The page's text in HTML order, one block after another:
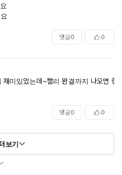
댓글0 0
미있었는데~빨리 완결까지 나오면 좋
댓글0 0
더보기